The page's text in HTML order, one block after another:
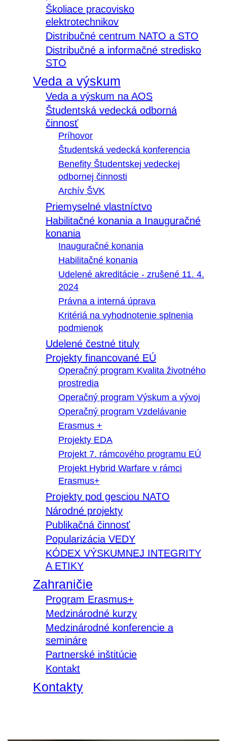
Školiace pracovisko
elektrotechnikov
Distribučné centrum NATO a STO
Distribučné a informačné stredisko
STO
Veda a výskum
Veda a výskum na AOS
Študentská vedecká odborná
činnosť
Príhovor
Študentská vedecká konferencia
Benefity Študentskej vedeckej
odbornej činnosti
Archív ŠVK
Priemyselné vlastníctvo
Habilitačné konania a Inauguračné
konania
Inauguračné konania
Habilitačné konania
Udelené akreditácie - zrušené 11. 4.
2024
Právna a interná úprava
Kritériá na vyhodnotenie splnenia
podmienok
Udelené čestné tituly
Projekty financované EÚ
Operačný program Kvalita životného
prostredia
Operačný program Výskum a vývoj
Operačný program Vzdelávanie
Erasmus +
Projekty EDA
Projekt 7. rámcového programu EÚ
Projekt Hybrid Warfare v rámci
Erasmus+
Projekty pod gesciou NATO
Národné projekty
Publikačná činnosť
Popularizácia VEDY
KÓDEX VÝSKUMNEJ INTEGRITY
A ETIKY
Zahraničie
Program Erasmus+
Medzinárodné kurzy
Medzinárodné konferencie a
semináre
Partnerské inštitúcie
Kontakt
Kontakty